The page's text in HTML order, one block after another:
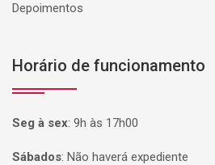
Depoimentos
Horário de funcionamento
Seg à sex: 9h às 17h00
Sábados: Não haverá expediente